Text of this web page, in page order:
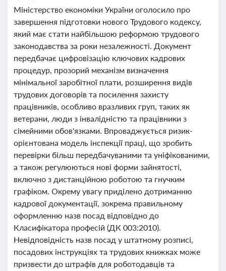
Міністерство економіки України оголосило про
завершення підготовки нового Трудового кодексу,
який має стати найбільшою реформою трудового
законодавства за роки незалежності. Документ
передбачає цифровізацію ключових кадрових
процедур, прозорий механізм визначення
мінімальної заробітної плати, розширення видів
трудових договорів та посилення захисту
працівників, особливо вразливих груп, таких як
ветерани, люди з інвалідністю та працівники з
сімейними обов'язками. Впроваджується ризик-
орієнтована модель інспекції праці, що зробить
перевірки більш передбачуваними та уніфікованими,
а також регулюються нові форми зайнятості,
включно з дистанційною роботою та гнучким
графіком. Окрему увагу приділено дотриманню
кадрової документації, зокрема правильному
оформленню назв посад відповідно до
Класифікатора професій (ДК 003:2010).
Невідповідність назв посад у штатному розписі,
посадових інструкціях та трудових книжках може
призвести до штрафів для роботодавців та